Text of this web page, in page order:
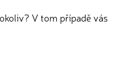
V tom případě vás